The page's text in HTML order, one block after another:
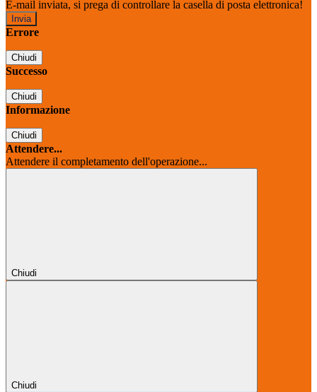
E-mail inviata, si prega di controllare la casella di posta elettronica!
Errore
Chiudi
Successo
Chiudi
Informazione
Chiudi
Attendere...
Attendere il completamento dell'operazione...
Chiudi
Chiudi